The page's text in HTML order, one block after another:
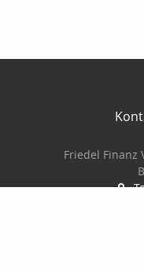
Friedel Finanz